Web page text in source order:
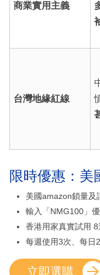
商業實用主義
台灣地緣紅線
限時優惠：美
美國amazon鎖量及
輸入「NMG100」
香港用家真實試用
每週使用3次、每日
立即選購